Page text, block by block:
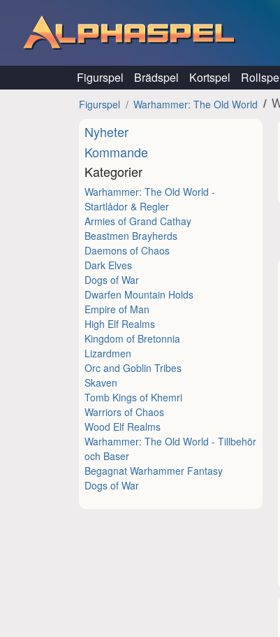
Figurspel Brädspel Kortspel
Figurspel Warhammer: The Old World
Nyheter
Kommande
Kategorier
Warhammer: The Old World -
Startlådor & Regler
Armies of Grand Cathay
Beastmen Brayherds
Daemons of Chaos
Dark Elves
Dogs of War
Dwarfen Mountain Holds
Empire of Man
High Elf Realms
Kingdom of Bretonnia
Lizardmen
Orc and Goblin Tribes
Skaven
Tomb Kings of Khemri
Warriors of Chaos
Wood Elf Realms
Warhammer: The Old World - Tillbehör
och Baser
Begagnat Warhammer Fantasy
Dogs of War